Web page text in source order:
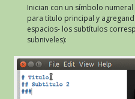
Inician con un símbolo
para título principal y
espacios- los subtítulos
subniveles):